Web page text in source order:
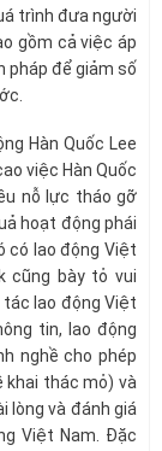
trình đưa người
gồm cả việc áp
pháp để giảm số
Hàn Quốc Lee
việc Hàn Quốc
nỗ lực tháo gỡ
hoạt động phái
có lao động Việt
cũng bày tỏ vui
lao động Việt
tin, lao động
nghề cho phép
khai thác mỏ) và
lòng và đánh giá
Việt Nam. Đặc